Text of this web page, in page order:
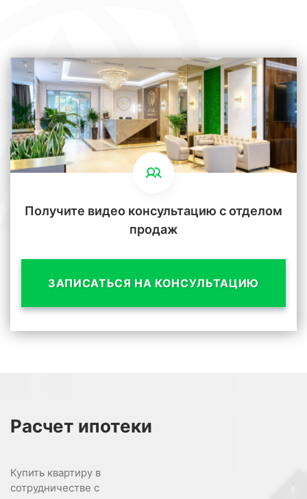
Получите видео консультацию с отделом
продаж
ЗАПИСАТЬСЯ НА КОНСУЛЬТАЦИЮ
Расчет ипотеки
Купить квартиру в
сотрудничестве с